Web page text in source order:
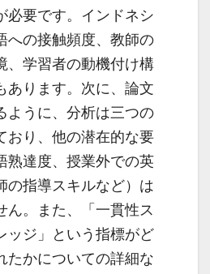
必要です。インドネシ
への接触頻度、教師の
、学習者の動機付け構
あります。次に、論文
ように、分析は三つの
おり、他の潜在的な要
熟達度、授業外での英
の指導スキルなど）は
ん。また、「一貫性ス
ッジ」という指標がど
たかについての詳細な